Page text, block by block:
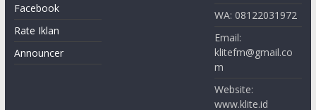
Facebook
Rate Iklan
Announcer
WA: 08122031972
Email:
klitefm@gmail.co
m
Website:
www.klite.id